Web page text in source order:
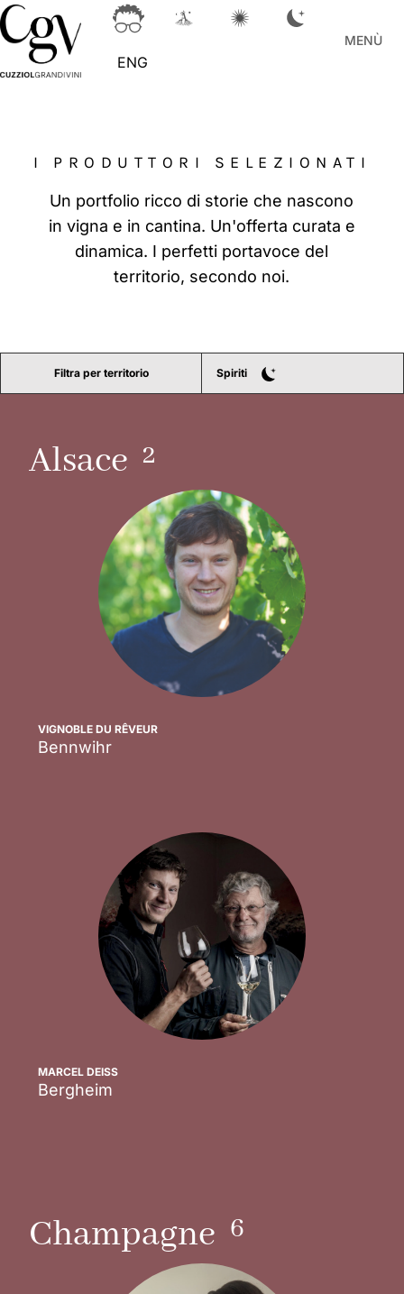
ENG
MENÙ
I PRODUTTORI SELEZIONATI
Un portfolio ricco di storie che nascono
in vigna e in cantina. Un'offerta curata e
dinamica. I perfetti portavoce del
territorio, secondo noi.
Filtra per territorio Spiriti
Alsace 2
VIGNOBLE DU RÊVEUR
Bennwihr
MARCEL DEISS
Bergheim
Champagne 6